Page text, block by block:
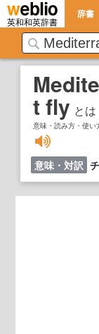
英和和英辞書
辞書
t fly とは
意味・読み方・使い
意味・対訳